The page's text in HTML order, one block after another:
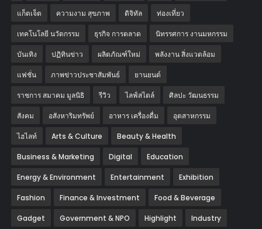
แก็ตเจ็ต ความงาม สุขภาพ ดิจิทัล ท่องเที่ยว
เทคโนโลยี นวัตกรรม ธุรกิจ การตลาด นิทรรศการ งานมหกรรม
บันเทิง ปฏิทินข่าว ผลิตภัณฑ์ใหม่ พลังงาน สิ่งแวดล้อม
แฟชั่น ภาพข่าวประชาสัมพันธ์ ‎ยานยนต์‎
ราชการ สมาคม มูลนิธิ รีวิว ไลฟ์สไตล์ ศิลปะ วัฒนธรรม
สังคม อสังหาริมทรัพย์ อาหาร เครื่องดื่ม อุตสาหกรรม
ไฮไลท์ Arts & Culture Beauty & Health
Business & Marketing Digital Education
Energy & Environment Entertainment Exhibition
Fashion Finance & Investment Food & Beverage
Gadget Government & NPO Highlight Industry